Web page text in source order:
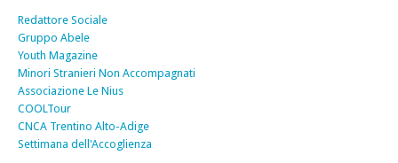
Redattore Sociale
Gruppo Abele
Youth Magazine
Minori Stranieri Non Accompagnati
Associazione Le Nius
COOLTour
CNCA Trentino Alto-Adige
Settimana dell'Accoglienza